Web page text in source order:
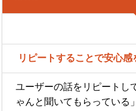
リピートすることで安心感
ユーザーの話をリピートし
ゃんと聞いてもらっている